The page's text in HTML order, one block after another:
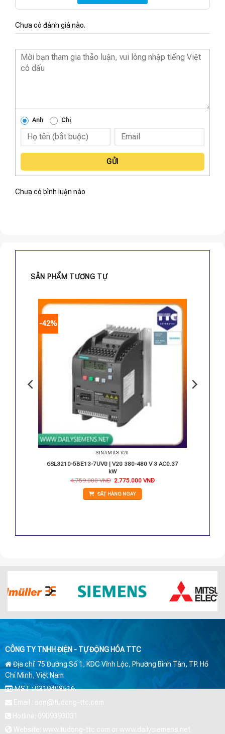
Chưa có đánh giá nào.
Anh Chị
GỬI
Chưa có bình luận nào
SẢN PHẨM TƯƠNG TỰ
-42%
SINAMICS V20
6SL3210-5BE13-7UV0 | V20 380-480 V 3 AC0.37
kW
4.759.000VNĐ Giá
là:
4.759.000 VNĐ.
2.775.000VNĐGiá
ĐẶT HÀNG NGAY
CÔNG TY TNHH ĐIỆN - TỰ ĐỘNG HÓA TTC
Địa chỉ: 75 Đường Số 1, KDC Vĩnh Lộc, Phường Bình Tân, TP. Hồ
Chí Minh, Việt Nam
MST : 0319408516
Email : son@tudong-ttc.com
Hotline: 0909393031
Website: www.tudong-ttc.com or www.dailysiemens.net